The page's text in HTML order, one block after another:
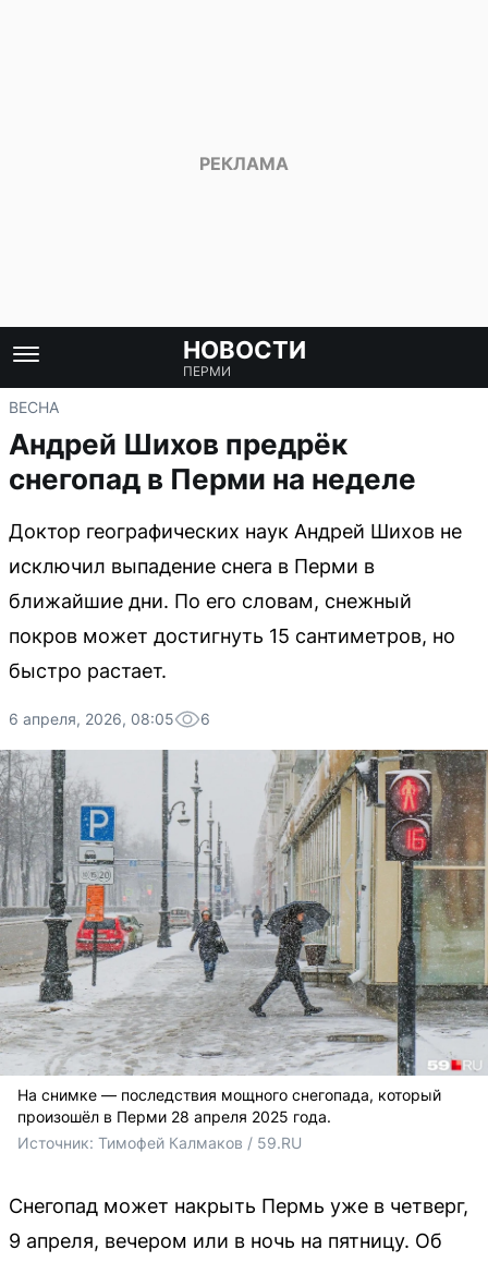
НОВОСТИ
ПЕРМИ
ВЕСНА
Андрей Шихов предрёк
снегопад в Перми на неделе
Доктор географических наук Андрей Шихов не
исключил выпадение снега в Перми в
ближайшие дни. По его словам, снежный
покров может достигнуть 15 сантиметров, но
быстро растает.
6 апреля, 2026, 08:05 6
На снимке — последствия мощного снегопада, который
произошёл в Перми 28 апреля 2025 года.
Источник: Тимофей Калмаков / 59.RU
Снегопад может накрыть Пермь уже в четверг,
9 апреля, вечером или в ночь на пятницу. Об